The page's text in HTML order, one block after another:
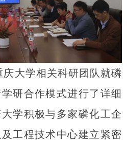
大学相关科研团队就磷
研合作模式进行了详细
学积极与多家磷化工企
工程技术中心建立紧密